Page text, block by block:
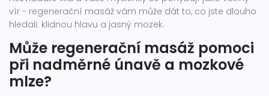
vír - regenerační masáž vám může dát to, co jste dlouho
hledali: klidnou hlavu a jasný mozek.
Může regenerační masáž pomoci
při nadměrné únavě a mozkové
mlze?